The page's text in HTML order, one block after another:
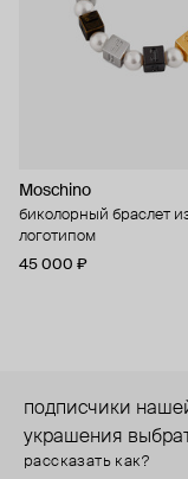
Moschino
биколорный браслет
логотипом
45 000 ₽
подписчики
украшения
рассказать как?